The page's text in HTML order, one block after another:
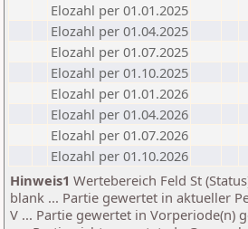
Elozahl per 01.01.2025
Elozahl per 01.04.2025
Elozahl per 01.07.2025
Elozahl per 01.10.2025
Elozahl per 01.01.2026
Elozahl per 01.04.2026
Elozahl per 01.07.2026
Elozahl per 01.10.2026
Hinweis1 Wertebereich Feld St
blank ... Partie gewertet in aktueller
V ... Partie gewertet in Vorperiode(n)